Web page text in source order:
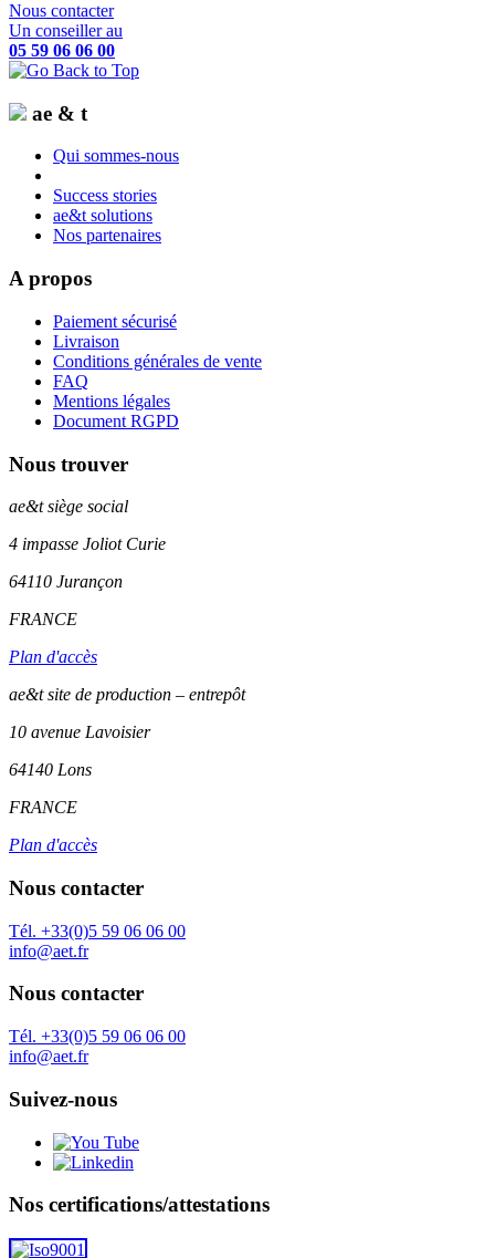
Nous contacter
Un conseiller au
05 59 06 06 00
ae & t
Qui sommes-nous
Success stories
ae&t solutions
Nos partenaires
A propos
Paiement sécurisé
Livraison
Conditions générales de vente
FAQ
Mentions légales
Document RGPD
Nous trouver
ae&tsiège social
4 impasse Joliot Curie
64110 Jurançon
FRANCE
Plan d'accès
ae&t site de production – entrepôt
10 avenue Lavoisier
64140 Lons
FRANCE
Plan d'accès
Nous contacter
Tél. +33(0)5 59 06 06 00
info@aet.fr
Nous contacter
Tél. +33(0)5 59 06 06 00
info@aet.fr
Suivez-nous
Nos certifications/attestations